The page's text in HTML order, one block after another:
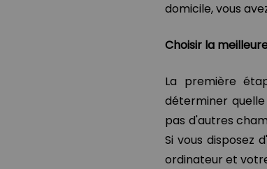
domicile, vous
Choisir la
La première
déterminer
pas d'autres
Si vous disposez
ordinateur et